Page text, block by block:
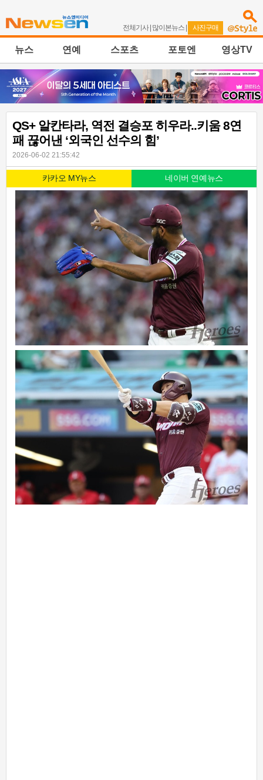
전체기사| 많이본뉴스 | 사진구매
뉴스 연예 스포츠 포토엔 영상TV
QS+ 알칸타라, 역전 결승포 히우라..키움 8연
패 끊어낸 ‘외국인 선수의 힘’
2026-06-02 21:55:42
카카오 MY뉴스 네이버 연예뉴스